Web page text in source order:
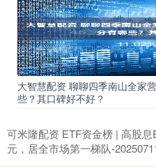
大智慧配资 聊聊四季南山全家
些？其口碑好不好？
可米隆配资 ETF资金榜 | 高股
元，居全市场第一梯队-